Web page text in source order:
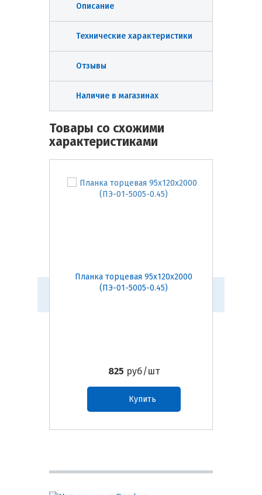
Описание
Технические характеристики
Отзывы
Наличие в магазинах
Товары со схожими
характеристиками
Планка торцевая 95х120х2000
(ПЭ-01-5005-0.45)
825 руб/шт
Купить